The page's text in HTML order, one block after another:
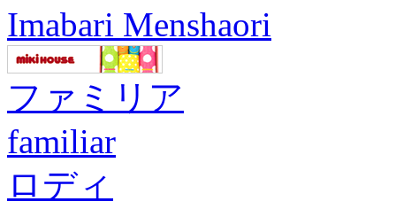
Imabari Menshaori
ファミリア
familiar
ロディ